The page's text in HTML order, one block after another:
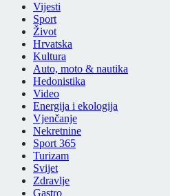
Vijesti
Sport
Život
Hrvatska
Kultura
Auto, moto & nautika
Hedonistika
Video
Energija i ekologija
Vjenčanje
Nekretnine
Sport 365
Turizam
Svijet
Zdravlje
Gastro